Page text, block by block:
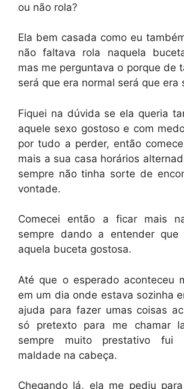
ou não rola?
Ela bem casada como eu
não faltava rola naquela
mas me perguntava o porque de
será que era normal será que era
Fiquei na dúvida se ela queria
aquele sexo gostoso e com
por tudo a perder, então
mais a sua casa horários
sempre não tinha sorte de
vontade.
Comecei então a ficar mais
sempre dando a entender que
aquela buceta gostosa.
Até que o esperado aconteceu
em um dia onde estava sozinha
ajuda para fazer umas coisas
só pretexto para me chamar
sempre muito prestativo
maldade na cabeça.
Chegando lá, ela me pediu